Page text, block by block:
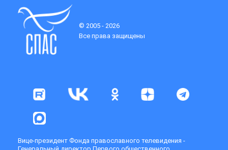
© 2005 - 2026
Все права защищены
Вице-президент Фонда православного телевидения -